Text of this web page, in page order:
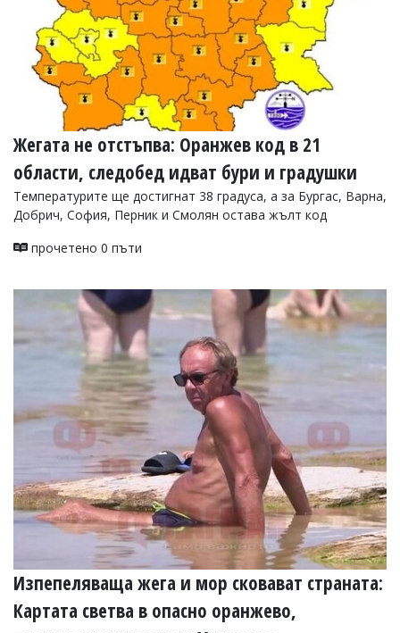
УКРАЙНА
СПОРТ
РАЗСЛЕДВАНЕ
БИЗНЕС
Управители:
Веселин
Василев,
email:
v.vasilev@flagman.bg
Катя
Касабова,
редактор:
Иван
office@flagman.bg
Коментарите
въвеждат
от
читателите
носи
за
Жегата не отстъпва: Оранжев код в 21
области, следобед идват бури и градушки
Температурите ще достигнат 38 градуса, а за Бургас, Варна,
Добрич, София, Перник и Смолян остава жълт код
прочетено 0 пъти
Изпепеляваща жега и мор сковават страната:
Картата светва в опасно оранжево,